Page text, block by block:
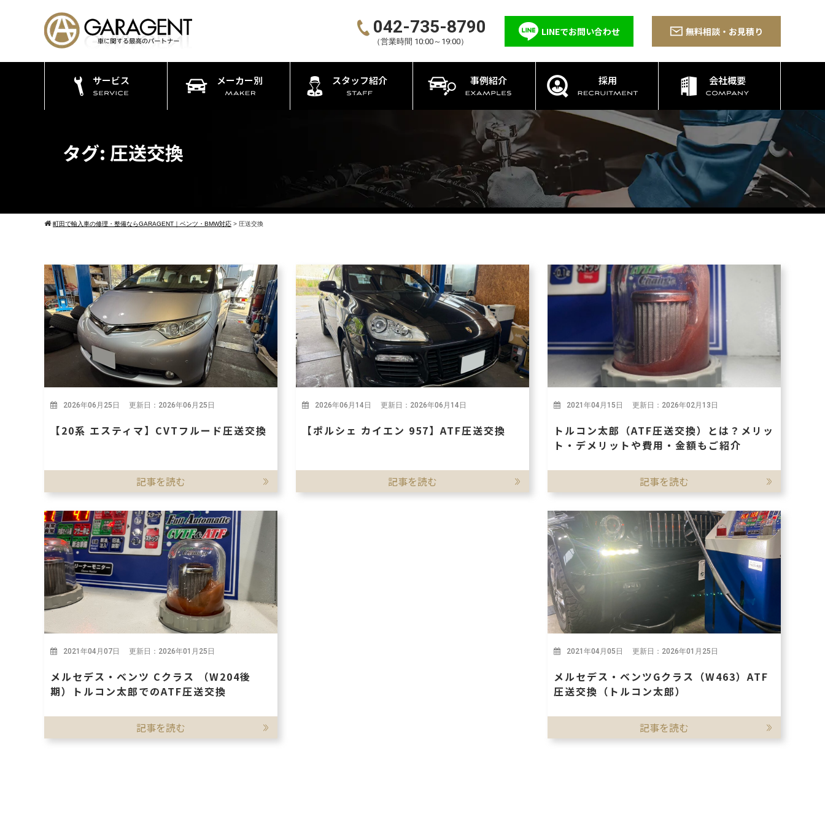
042-735-8790
（営業時間 10:00～19:00）
LINEでお問い合わせ 無料相談・お見積り
サービス メーカー別 スタッフ紹介 事例紹介 採用 会社概要
タグ: 圧送交換
町田で輸入車の修理・整備ならGARAGENT｜ベンツ・BMW対応 > 圧送交換
2026年06月25日 更新日：2026年06月25日
【20系 エスティマ】CVTフルード圧送交換
記事を読む
2026年06月14日 更新日：2026年06月14日
【ポルシェ カイエン 957】ATF圧送交換
記事を読む
2021年04月15日 更新日：2026年02月13日
トルコン太郎（ATF圧送交換）とは？メリッ
ト・デメリットや費用・金額もご紹介
記事を読む
2021年04月07日 更新日：2026年01月25日
メルセデス・ベンツ Cクラス （W204後
期）トルコン太郎でのATF圧送交換
記事を読む
2021年04月05日 更新日：2026年01月25日
メルセデス・ベンツGクラス（W463）ATF
圧送交換（トルコン太郎）
記事を読む